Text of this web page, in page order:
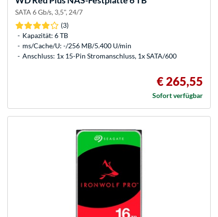
SATA 6 Gb/s, 3,5", 24/7
(3)
Kapazität: 6 TB
ms/Cache/U: -/256 MB/5.400 U/min
Anschluss: 1x 15-Pin Stromanschluss, 1x SATA/600
€ 265,55
Sofort verfügbar